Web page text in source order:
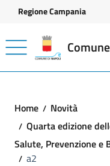
Vai ai contenuti
Vai al footer
Regione Campania
Home
Novità
Quarta edizione
Salute, Prevenzione e
a2